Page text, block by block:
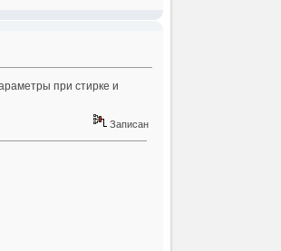
при стирке и
Записан